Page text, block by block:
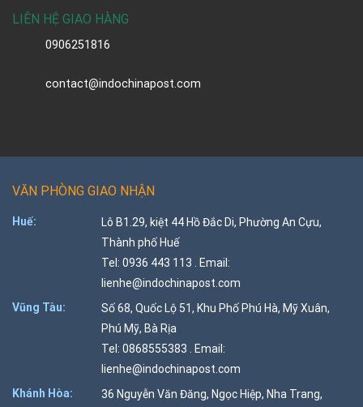
LIÊN HỆ GIAO HÀNG
0906251816
contact@indochinapost.com
VĂN PHÒNG GIAO NHẬN
Huế:
Lô B1.29, kiệt 44 Hồ Đắc Di, Phường An Cựu,
Thành phố Huế
Tel: 0936 443 113 . Email:
lienhe@indochinapost.com
Vũng Tàu:
Số 68, Quốc Lộ 51, Khu Phố Phú Hà, Mỹ Xuân,
Phú Mỹ, Bà Rịa
Tel: 0868555383 . Email:
lienhe@indochinapost.com
Khánh Hòa:
36 Nguyễn Văn Đăng, Ngọc Hiệp, Nha Trang,